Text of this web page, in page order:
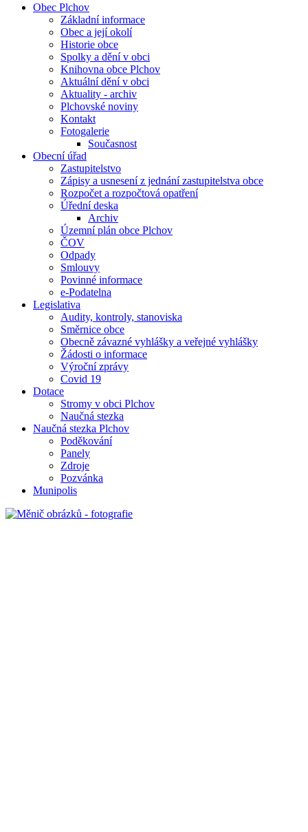
Obec Plchov
Základní informace
Obec a její okolí
Historie obce
Spolky a dění v obci
Knihovna obce Plchov
Aktuální dění v obci
Aktuality - archiv
Plchovské noviny
Kontakt
Fotogalerie
Současnost
Obecní úřad
Zastupitelstvo
Zápisy a usnesení z jednání zastupitelstva obce
Rozpočet a rozpočtová opatření
Úřední deska
Archiv
Územní plán obce Plchov
ČOV
Odpady
Smlouvy
Povinné informace
e-Podatelna
Legislativa
Audity, kontroly, stanoviska
Směrnice obce
Obecně závazné vyhlášky a veřejné vyhlášky
Žádosti o informace
Výroční zprávy
Covid 19
Dotace
Stromy v obci Plchov
Naučná stezka
Naučná stezka Plchov
Poděkování
Panely
Zdroje
Pozvánka
Munipolis